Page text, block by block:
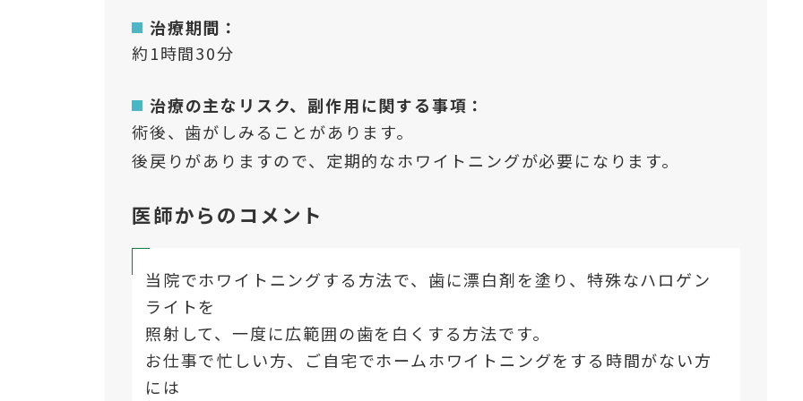
治療期間：
約1時間30分
治療の主なリスク、副作用に関する事項：
術後、歯がしみることがあります。
後戻りがありますので、定期的なホワイトニングが必要になります。
医師からのコメント
当院でホワイトニングする方法で、歯に漂白剤を塗り、特殊なハロゲン
ライトを
照射して、一度に広範囲の歯を白くする方法です。
お仕事で忙しい方、ご自宅でホームホワイトニングをする時間がない方
には